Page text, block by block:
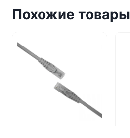
Похожие товары